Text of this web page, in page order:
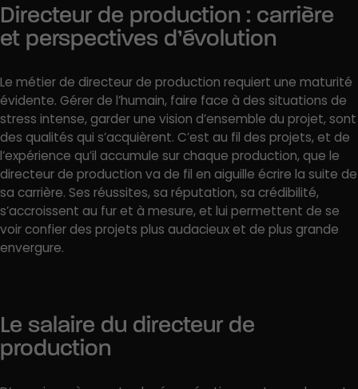
Directeur de production : carrière
et perspectives d’évolution
Le métier de directeur de production requiert une maturité
évidente. Gérer de l’humain, faire face à des situations de
stress intense, garder une vision d’ensemble du projet, sont
des qualités qui s’acquièrent. C’est au fil des projets, et de
l’expérience qu’il accumule sur chaque production, que le
directeur de production va de fil en aiguille écrire la suite de
sa carrière. Ses réussites, sa réputation, sa crédibilité,
s’accroissent au fur et à mesure, et lui permettent de se
voir confier des projets plus audacieux et de plus grande
envergure.
Le salaire du directeur de
production